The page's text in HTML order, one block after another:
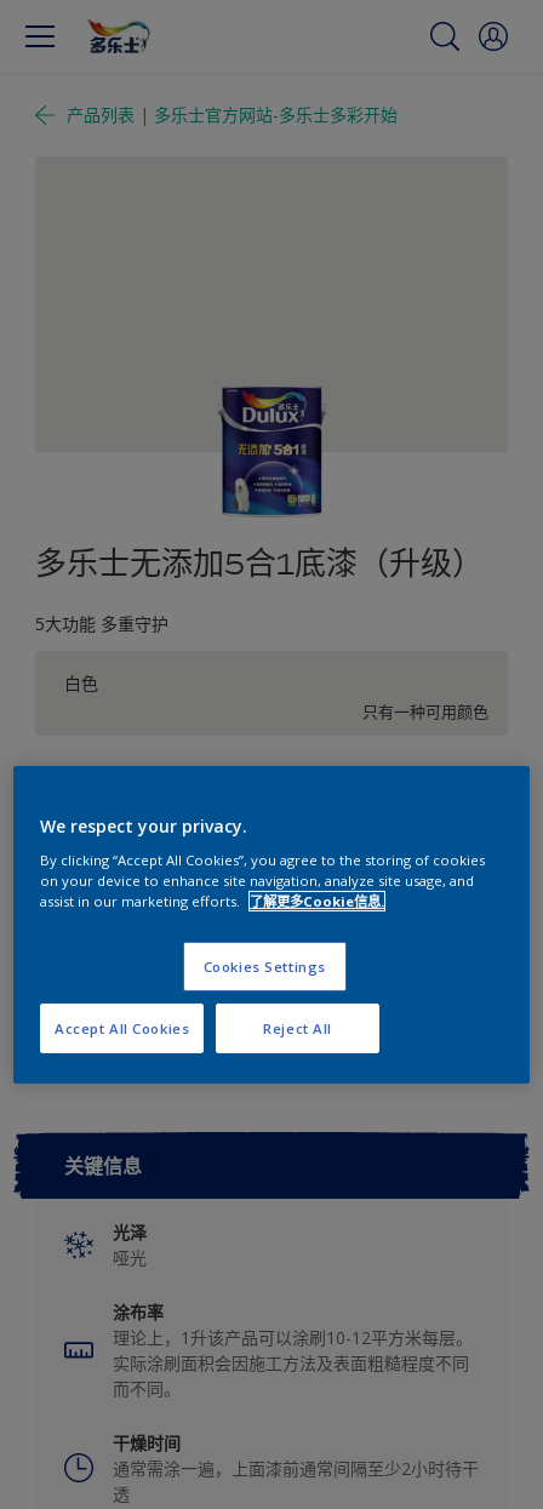
产品列表 | 多乐士官方网站-多乐士多彩开始
多乐士无添加5合1底漆（升级）
5大功能 多重守护
白色
只有一种可用颜色
5升
数量 涂刷计算
添加到工作区
关键信息
光泽
哑光
涂布率
理论上，1升该产品可以涂刷10-12平方米每层。
实际涂刷面积会因施工方法及表面粗糙程度不同
而不同。
干燥时间
通常需涂一遍，上面漆前通常间隔至少2小时待干
透
We respect your privacy.
By clicking “Accept All Cookies”, you agree to the storing of cookies
on your device to enhance site navigation, analyze site usage, and
assist in our marketing efforts.
了解更多Cookie信息.
Cookies Settings
Reject All
Accept All Cookies